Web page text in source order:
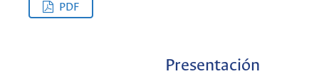
PDF
Presentación